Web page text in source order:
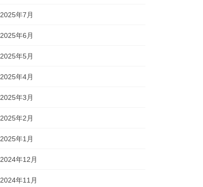
2025年7月
2025年6月
2025年5月
2025年4月
2025年3月
2025年2月
2025年1月
2024年12月
2024年11月